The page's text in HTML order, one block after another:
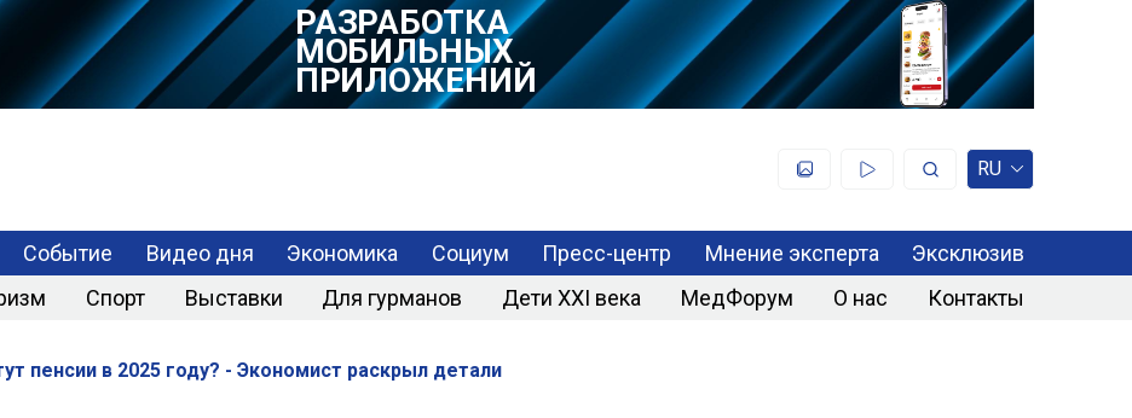
РАЗРАБОТКА
МОБИЛЬНЫХ
ПРИЛОЖЕНИЙ
RU
Событие Видео дня Экономика Социум Пресс-центр Мнение эксперта
Эксклюзив
Спорт Выставки Для гурманов Дети XXI века МедФорум О нас Контакты
пенсии в 2025 году? - Экономист раскрыл детали